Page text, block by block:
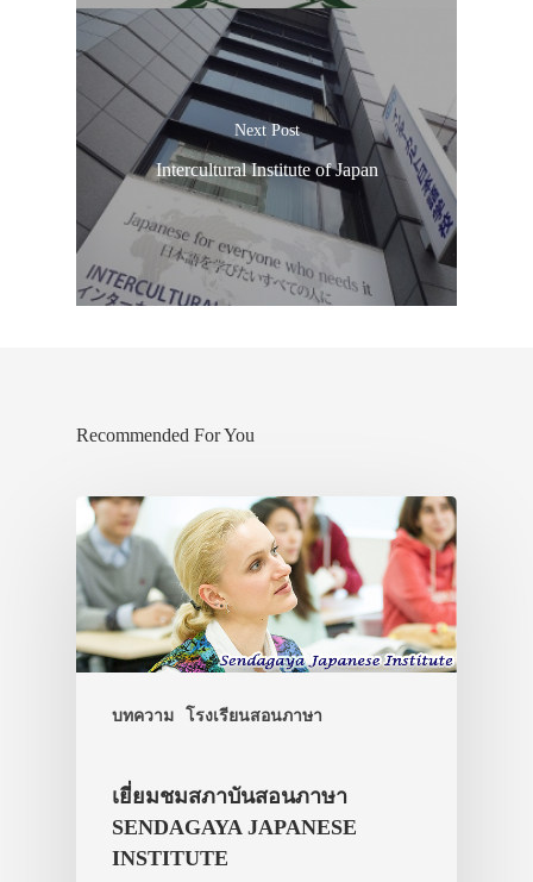
Next Post
Intercultural Institute of Japan
Recommended For You
บทความ โรงเรียนสอนภาษา
เยี่ยมชมสภาบันสอนภาษา
SENDAGAYA JAPANESE
INSTITUTE